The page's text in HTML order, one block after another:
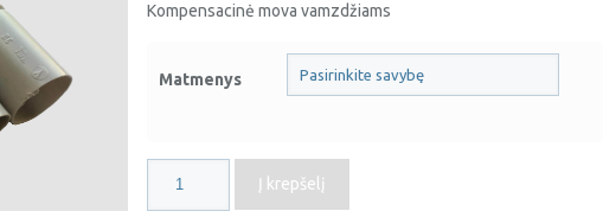
Kompensacinė mova vamzdžiams
Matmenys
kiekis:
Į krepšelį